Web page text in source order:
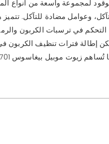
وعوامل مضادة للتآكل.
إطالة فترات تنظيف الكربون